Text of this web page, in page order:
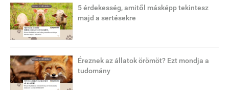
5 érdekesség, amitől másképp tekintesz
majd a sertésekre
Éreznek az állatok örömöt? Ezt mondja a
tudomány